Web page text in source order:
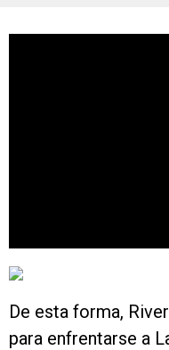
De esta forma,
para enfrentarse a